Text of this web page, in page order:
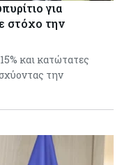
για
στόχο την
και κατώτατες
την